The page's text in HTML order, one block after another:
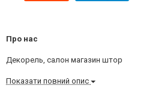
Про нас
Декорель, салон магазин штор
Показати повний опис